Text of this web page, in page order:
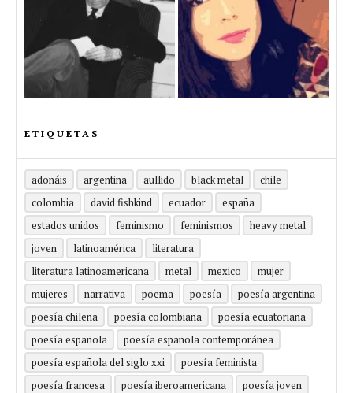
ETIQUETAS
adonáis argentina aullido black metal
chile
colombia
david fishkind ecuador
españa
estados unidos
feminismo feminismos
heavy metal
joven
latinoamérica
literatura
literatura latinoamericana
metal mexico
mujer
mujeres
narrativa poema poesía
poesía argentina
poesía chilena
poesía colombiana
poesía ecuatoriana
poesía española
poesía española contemporánea
poesía española del siglo xxi
poesía feminista
poesía francesa
poesía iberoamericana
poesía joven